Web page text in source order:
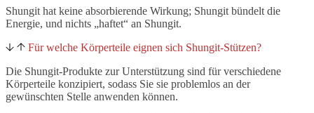
Shungit hat keine absorbierende Wirkung; Shungit bündelt die
Energie, und nichts „haftet“ an Shungit.
Für welche Körperteile eignen sich Shungit-Stützen?
Die Shungit-Produkte zur Unterstützung sind für verschiedene
Körperteile konzipiert, sodass Sie sie problemlos an der
gewünschten Stelle anwenden können.